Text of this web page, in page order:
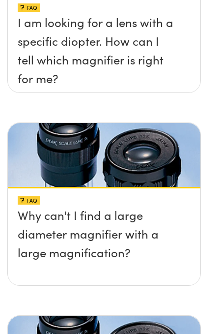
FAQ
I am looking for a lens with a
specific diopter. How can I
tell which magnifier is right
for me?
FAQ
Why can't I find a large
diameter magnifier with a
large magnification?